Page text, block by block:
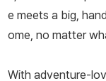
e meets a big,
ome, no matter
With adventure-